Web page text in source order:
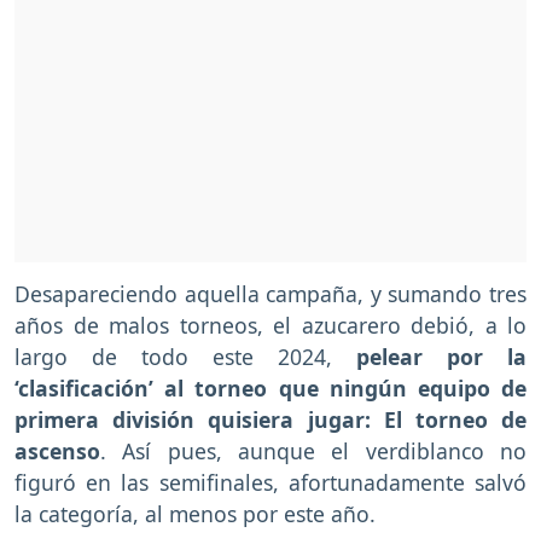
Desapareciendo aquella campaña, y sumando tres
años de malos torneos, el azucarero debió, a lo
largo de todo este 2024, pelear por la
‘clasificación’ al torneo que ningún equipo de
primera división quisiera jugar: El torneo de
ascenso. Así pues, aunque el verdiblanco no
figuró en las semifinales, afortunadamente salvó
la categoría, al menos por este año.